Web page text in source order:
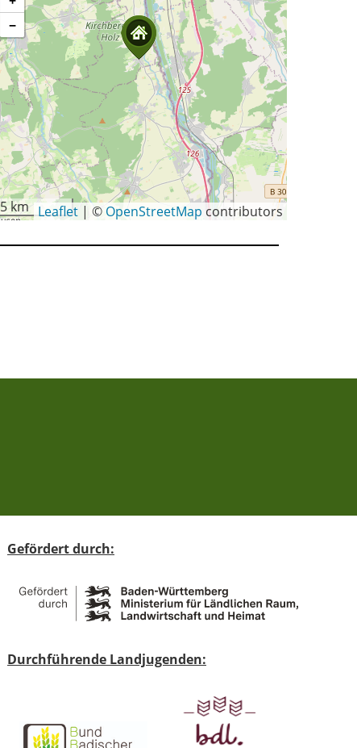
−
5 km Leaflet | © OpenStreetMap contributors
Gefördert durch:
Durchführende Landjugenden: